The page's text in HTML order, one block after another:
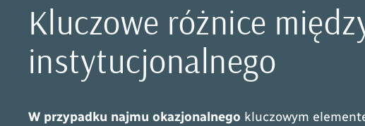
Kluczowe różnice
instytucjonalnego
W przypadku najmu okazjonalnego kluczowym